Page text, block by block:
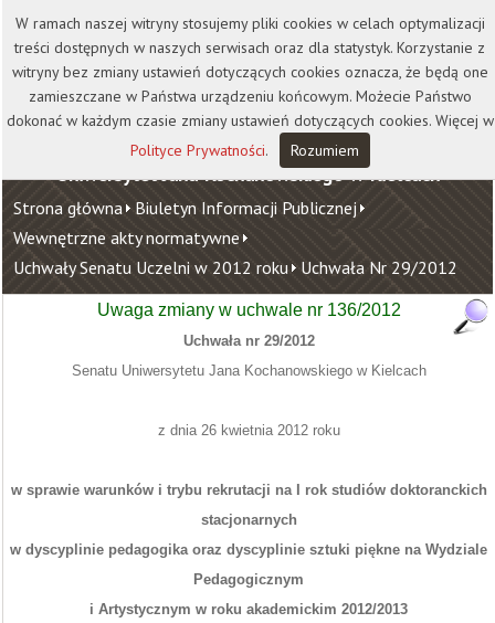
Kontakt Biblioteka
Wydawnictwo
Wirtualna Uczelnia
Uniwersytet Jana Kochanowskiego w Kielcach
Strona główna Biuletyn Informacji Publicznej
Wewnętrzne akty normatywne
Uchwały Senatu Uczelni w 2012 roku Uchwała Nr 29/2012
Uwaga zmiany w uchwale nr 136/2012
Uchwała nr 29/2012
Senatu Uniwersytetu Jana Kochanowskiego w Kielcach
z dnia 26 kwietnia 2012 roku
w sprawie warunków i trybu rekrutacji na I rok studiów doktoranckich
stacjonarnych
w dyscyplinie pedagogika oraz dyscyplinie sztuki piękne na Wydziale
Pedagogicznym
i Artystycznym w roku akademickim 2012/2013
W ramach naszej witryny stosujemy pliki cookies w celach optymalizacji
treści dostępnych w naszych serwisach oraz dla statystyk. Korzystanie z
witryny bez zmiany ustawień dotyczących cookies oznacza, że będą one
zamieszczane w Państwa urządzeniu końcowym. Możecie Państwo
dokonać w każdym czasie zmiany ustawień dotyczących cookies. Więcej w
Polityce Prywatności. Rozumiem